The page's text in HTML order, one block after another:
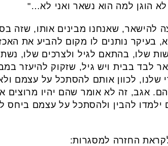
הוגן למה הוא נשאר ואני לא…"
להישאר, שאנחנו מבינים אותו, שזה
בעיקר נותנים לו מקום להביע את
שלו, בהתאם לגיל ולצרכים שלו,
בבית ויש גיל, שזקוק להיעזר
שלנו, לכוון אותם להסתכל על עצמם
אגב, זה לא אומר שהם יהיו מרוצים
להבין ולהסתכל על עצמם ביחס
החזרה למסגרות: